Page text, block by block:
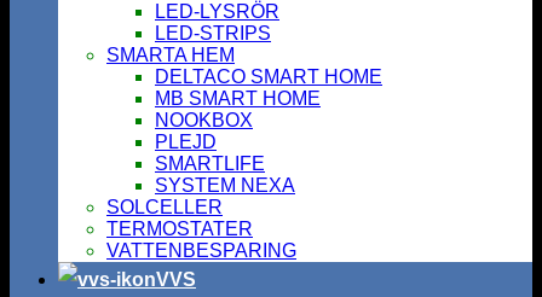
LED-LYSRÖR
LED-STRIPS
SMARTA HEM
DELTACO SMART HOME
MB SMART HOME
NOOKBOX
PLEJD
SMARTLIFE
SYSTEM NEXA
SOLCELLER
TERMOSTATER
VATTENBESPARING
VVS